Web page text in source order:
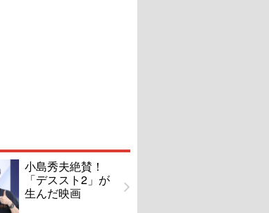
小島秀夫絶賛！
「デススト2」が
生んだ映画